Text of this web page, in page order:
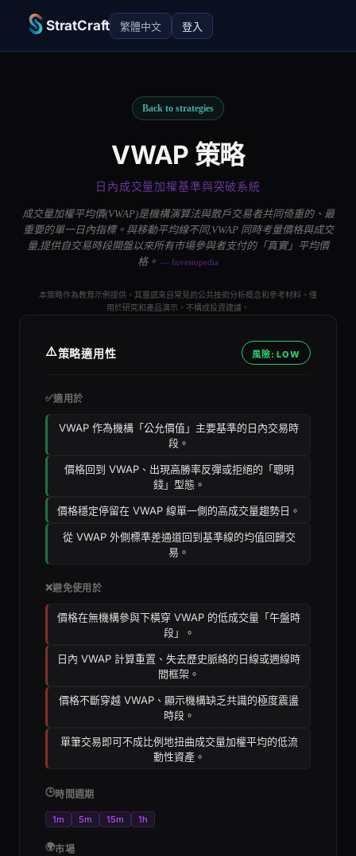
StratCraft 繁體中文 登入
Back to strategies
VWAP 策略
日內成交量加權基準與突破系統
成交量加權平均價(VWAP)是機構演算法與散戶交易者共同倚重的、最
重要的單一日內指標。與移動平均線不同,VWAP 同時考量價格與成交
量,提供自交易時段開盤以來所有市場參與者支付的「真實」平均價
格。 — Investopedia
本策略作為教育示例提供，其靈感來自常見的公共技術分析概念和參考材料。僅
用於研究和產品演示，不構成投資建議。
⚠️策略適用性 風險: LOW
✅適用於
VWAP 作為機構「公允價值」主要基準的日內交易時
段。
價格回到 VWAP、出現高勝率反彈或拒絕的「聰明
錢」型態。
價格穩定停留在 VWAP 線單一側的高成交量趨勢日。
從 VWAP 外側標準差通道回到基準線的均值回歸交
易。
❌避免使用於
價格在無機構參與下橫穿 VWAP 的低成交量「午盤時
段」。
日內 VWAP 計算重置、失去歷史脈絡的日線或週線時
間框架。
價格不斷穿越 VWAP、顯示機構缺乏共識的極度震盪
時段。
單筆交易即可不成比例地扭曲成交量加權平均的低流
動性資產。
🕒時間週期
1m 5m 15m 1h
🌍市場